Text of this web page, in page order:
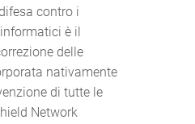
contro i
è il
delle
nativamente
di tutte le
Network